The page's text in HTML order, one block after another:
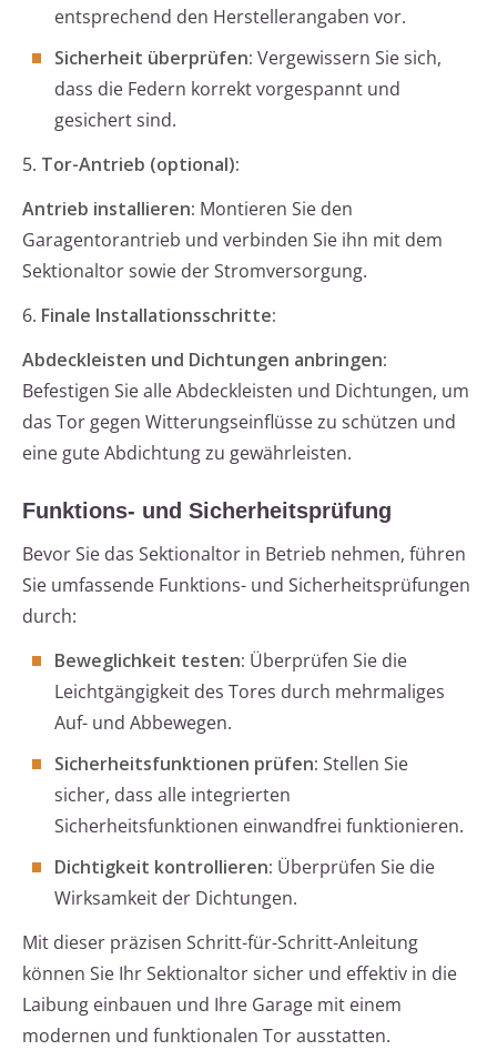
entsprechend den Herstellerangaben vor.
Sicherheit überprüfen: Vergewissern Sie sich,
dass die Federn korrekt vorgespannt und
gesichert sind.
5. Tor-Antrieb (optional):
Antrieb installieren: Montieren Sie den
Garagentorantrieb und verbinden Sie ihn mit dem
Sektionaltor sowie der Stromversorgung.
6. Finale Installationsschritte:
Abdeckleisten und Dichtungen anbringen:
Befestigen Sie alle Abdeckleisten und Dichtungen, um
das Tor gegen Witterungseinflüsse zu schützen und
eine gute Abdichtung zu gewährleisten.
Funktions- und Sicherheitsprüfung
Bevor Sie das Sektionaltor in Betrieb nehmen, führen
Sie umfassende Funktions- und Sicherheitsprüfungen
durch:
Beweglichkeit testen: Überprüfen Sie die
Leichtgängigkeit des Tores durch mehrmaliges
Auf- und Abbewegen.
Sicherheitsfunktionen prüfen: Stellen Sie
sicher, dass alle integrierten
Sicherheitsfunktionen einwandfrei funktionieren.
Dichtigkeit kontrollieren: Überprüfen Sie die
Wirksamkeit der Dichtungen.
Mit dieser präzisen Schritt-für-Schritt-Anleitung
können Sie Ihr Sektionaltor sicher und effektiv in die
Laibung einbauen und Ihre Garage mit einem
modernen und funktionalen Tor ausstatten.